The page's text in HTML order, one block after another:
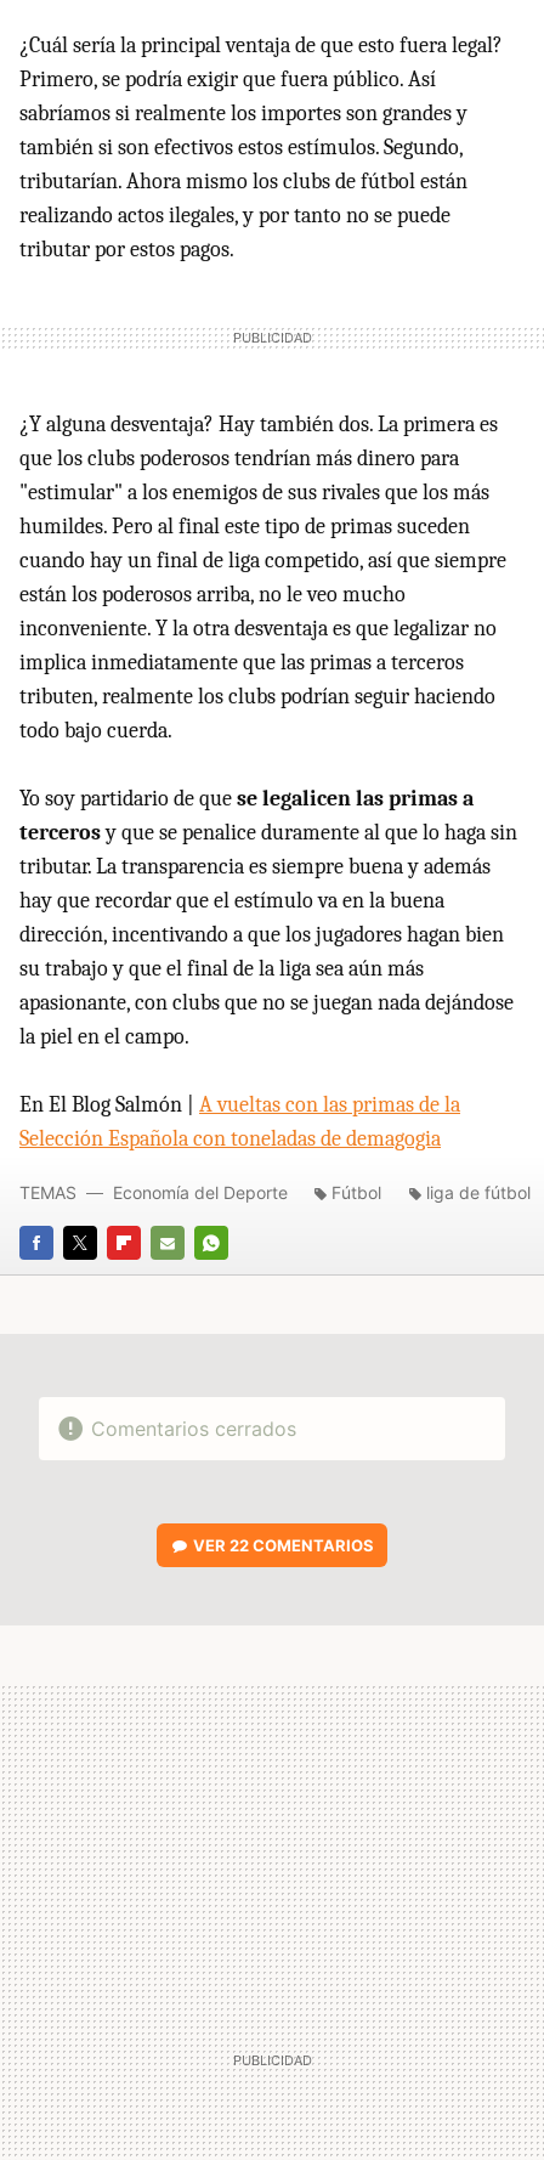
¿Cuál sería la principal ventaja de que esto fuera legal?
Primero, se podría exigir que fuera público. Así
sabríamos si realmente los importes son grandes y
también si son efectivos estos estímulos. Segundo,
tributarían. Ahora mismo los clubs de fútbol están
realizando actos ilegales, y por tanto no se puede
tributar por estos pagos.
¿Y alguna desventaja? Hay también dos. La primera es
que los clubs poderosos tendrían más dinero para
"estimular" a los enemigos de sus rivales que los más
humildes. Pero al final este tipo de primas suceden
cuando hay un final de liga competido, así que siempre
están los poderosos arriba, no le veo mucho
inconveniente. Y la otra desventaja es que legalizar no
implica inmediatamente que las primas a terceros
tributen, realmente los clubs podrían seguir haciendo
todo bajo cuerda.
Yo soy partidario de quese legalicen las primas a
tercerosy que se penalice duramente al que lo haga sin
tributar. La transparencia es siempre buena y además
hay que recordar que el estímulo va en la buena
dirección, incentivando a que los jugadores hagan bien
su trabajo y que el final de la liga sea aún más
apasionante, con clubs que no se juegan nada dejándose
la piel en el campo.
En El Blog Salmón | A vueltas con las primas de la
Selección Española con toneladas de demagogia
FACEBOOK
TWITTERFLIPBOARD
E-
WHATSAPP
TEMAS Economía del Deporte Fútbol liga de fútbol
Comentarios cerrados
VER22 COMENTARIOS